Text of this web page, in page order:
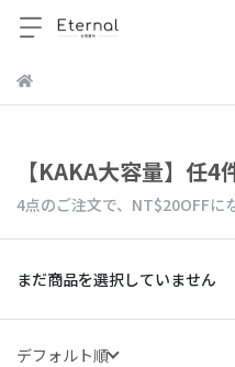
【KAKA大容量】任4
4点のご注文で、 NT$20OFFに
まだ商品を選択していません
デフォルト順